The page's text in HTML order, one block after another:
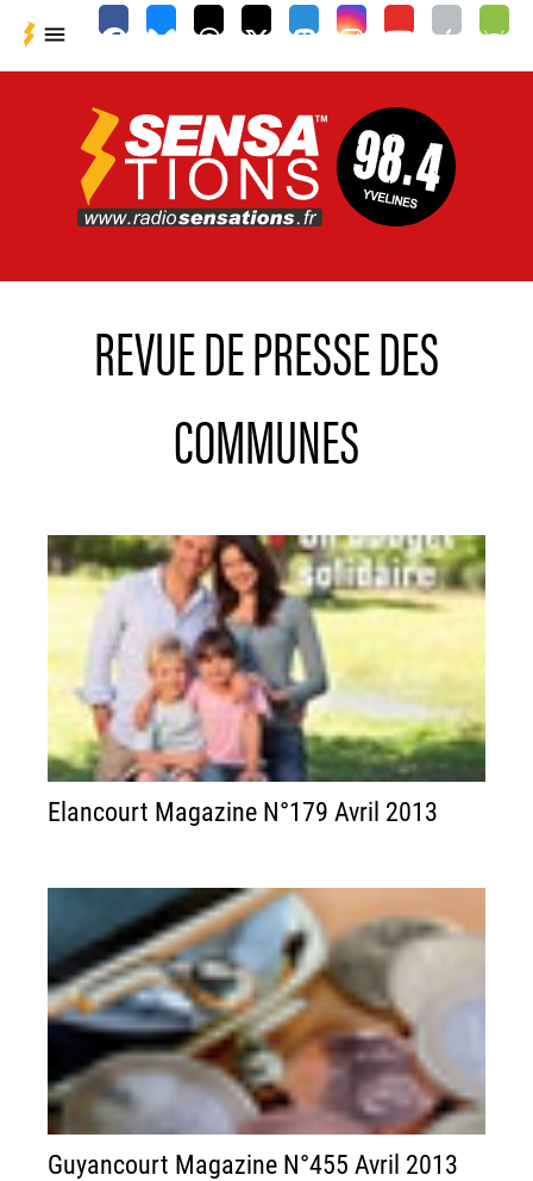

REVUE DE PRESSE DES
COMMUNES
Elancourt Magazine N°179 Avril 2013
Guyancourt Magazine N°455 Avril 2013